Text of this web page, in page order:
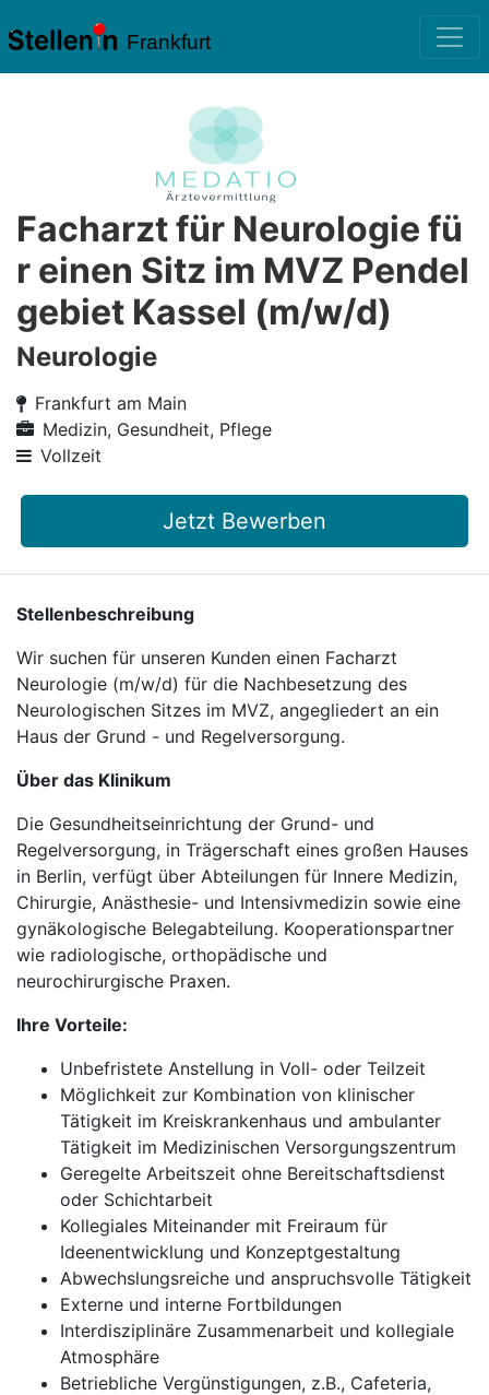
Frankfurt
Facharzt für Neurologie fü
r einen Sitz im MVZ Pendel
gebiet Kassel (m/w/d)
Neurologie
Frankfurt am Main
Medizin, Gesundheit, Pflege
Vollzeit
Jetzt Bewerben
Stellenbeschreibung
Wir suchen für unseren Kunden einen Facharzt
Neurologie (m/w/d) für die Nachbesetzung des
Neurologischen Sitzes im MVZ, angegliedert an ein
Haus der Grund - und Regelversorgung.
Über das Klinikum
Die Gesundheitseinrichtung der Grund- und
Regelversorgung, in Trägerschaft eines großen Hauses
in Berlin, verfügt über Abteilungen für Innere Medizin,
Chirurgie, Anästhesie- und Intensivmedizin sowie eine
gynäkologische Belegabteilung. Kooperationspartner
wie radiologische, orthopädische und
neurochirurgische Praxen.
Ihre Vorteile:
Unbefristete Anstellung in Voll- oder Teilzeit
Möglichkeit zur Kombination von klinischer
Tätigkeit im Kreiskrankenhaus und ambulanter
Tätigkeit im Medizinischen Versorgungszentrum
Geregelte Arbeitszeit ohne Bereitschaftsdienst
oder Schichtarbeit
Kollegiales Miteinander mit Freiraum für
Ideenentwicklung und Konzeptgestaltung
Abwechslungsreiche und anspruchsvolle Tätigkeit
Externe und interne Fortbildungen
Interdisziplinäre Zusammenarbeit und kollegiale
Atmosphäre
Betriebliche Vergünstigungen, z.B., Cafeteria,